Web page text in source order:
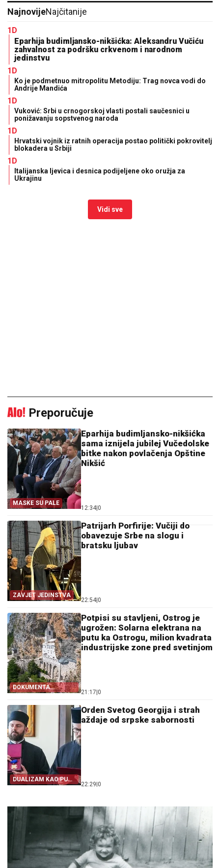
NajnovijeNajčitanije
1D
Eparhija budimljansko-nikšićka: Aleksandru Vučiću
zahvalnost za podršku crkvenom i narodnom
jedinstvu
1D
Ko je podmetnuo mitropolitu Metodiju: Trag novca vodi do
Andrije Mandića
1D
Vuković: Srbi u crnogorskoj vlasti postali saučesnici u
ponižavanju sopstvenog naroda
1D
Hrvatski vojnik iz ratnih operacija postao politički pokrovitelj
blokadera u Srbiji
1D
Italijanska ljevica i desnica podijeljene oko oružja za
Ukrajinu
Vidi sve
Preporučuje
MASKE SU PALE
Eparhija budimljansko-nikšićka
sama iznijela jubilej Vučedolske
bitke nakon povlačenja Opštine
Nikšić
12:34|0
ZAVJET JEDINSTVA
Patrijarh Porfirije: Vučiji do
obavezuje Srbe na slogu i
bratsku ljubav
22:54|0
DOKUMENTA
OTKRIVAJU
Potpisi su stavljeni, Ostrog je
ugrožen: Solarna elektrana na
putu ka Ostrogu, milion kvadrata
industrijske zone pred svetinjom
21:17|0
DUALIZAM KAO PUT
IZ SRPSTVA
Orden Svetog Georgija i strah
aždaje od srpske sabornosti
22:29|0